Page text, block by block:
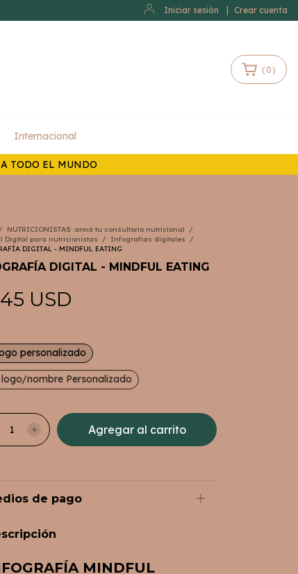
Iniciar sesión Crear cuenta
TODO EL MUNDO
(0)
Internacional
/ NUTRICIONISTAS: armá tu consultorio nutricional
/
Digital para nutricionistas
/ Infografias digitales
/
DIGITAL - MINDFUL EATING
DIGITAL - MINDFUL EATING
USD
personalizado
logo/nombre Personalizado
de pago
MINDFUL